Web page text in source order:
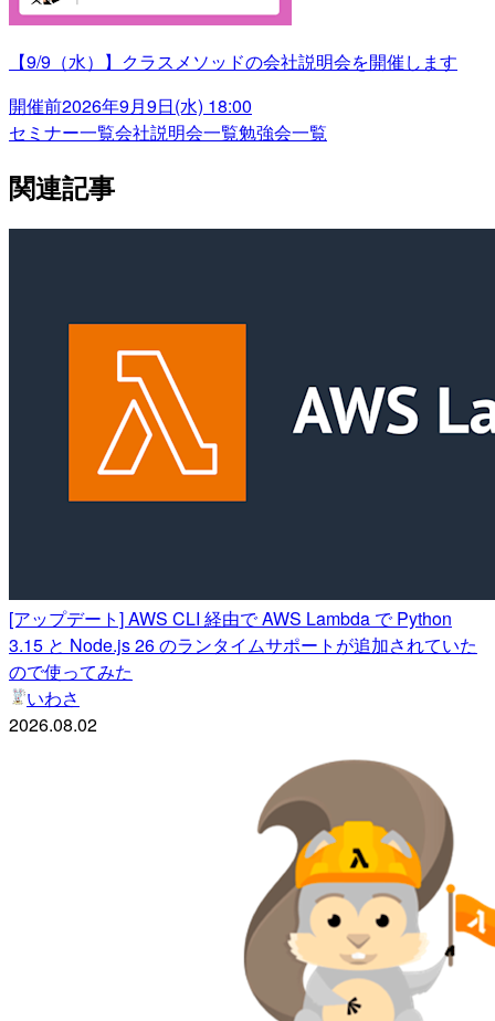
【9/9（水）】クラスメソッドの会社説明会を開催します
開催前2026年9月9日(水) 18:00
セミナー一覧会社説明会一覧勉強会一覧
関連記事
[アップデート] AWS CLI 経由で AWS Lambda で Python
3.15 と Node.js 26 のランタイムサポートが追加されていた
ので使ってみた
いわさ
2026.08.02